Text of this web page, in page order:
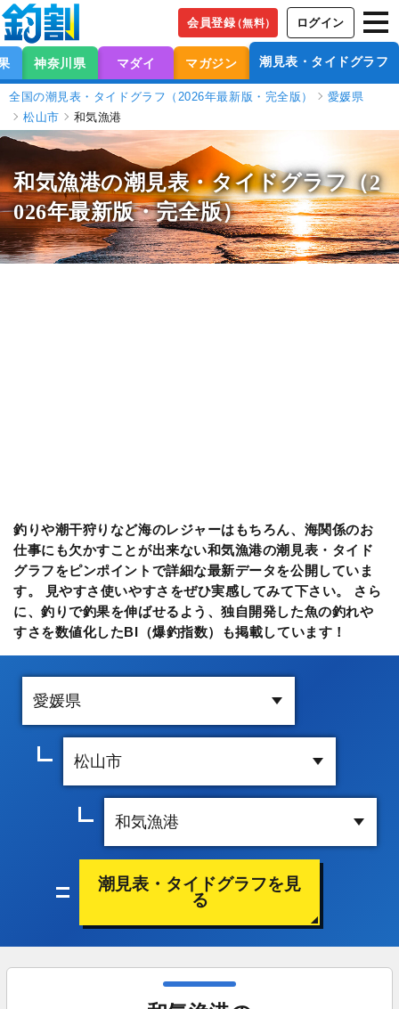
会員登録（無料） ログイン
神奈川県 マダイ マガジン 潮見表・タイドグラフ
全国の潮見表・タイドグラフ（2026年最新版・完全版）
愛媛県
松山市
和気漁港
和気漁港の潮見表・タイドグラフ（2
026年最新版・完全版）
釣りや潮干狩りなど海のレジャーはもちろん、海関係のお
仕事にも欠かすことが出来ない和気漁港の潮見表・タイド
グラフをピンポイントで詳細な最新データを公開していま
す。 見やすさ使いやすさをぜひ実感してみて下さい。 さら
に、釣りで釣果を伸ばせるよう、独自開発した魚の釣れや
すさを数値化したBI（爆釣指数）も掲載しています！
潮見表・タイドグラフを見
る